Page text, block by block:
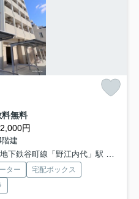
無料
円
建
地下鉄谷町線「野江内代」駅 徒歩7分
ター
宅配ボックス